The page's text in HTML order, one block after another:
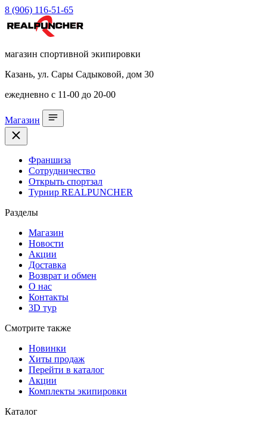
8 (906) 116-51-65
магазин спортивной экипировки
Казань, ул. Сары Садыковой, дом 30
ежедневно с 11-00 до 20-00
Магазин
Франшиза
Сотрудничество
Открыть спортзал
Турнир REALPUNCHER
Разделы
Магазин
Новости
Акции
Доставка
Возврат и обмен
О нас
Контакты
3D тур
Смотрите также
Новинки
Хиты продаж
Перейти в каталог
Акции
Комплекты экипировки
Каталог